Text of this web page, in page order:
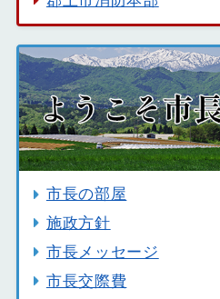
市長の部屋
施政方針
市長メッセージ
市長交際費